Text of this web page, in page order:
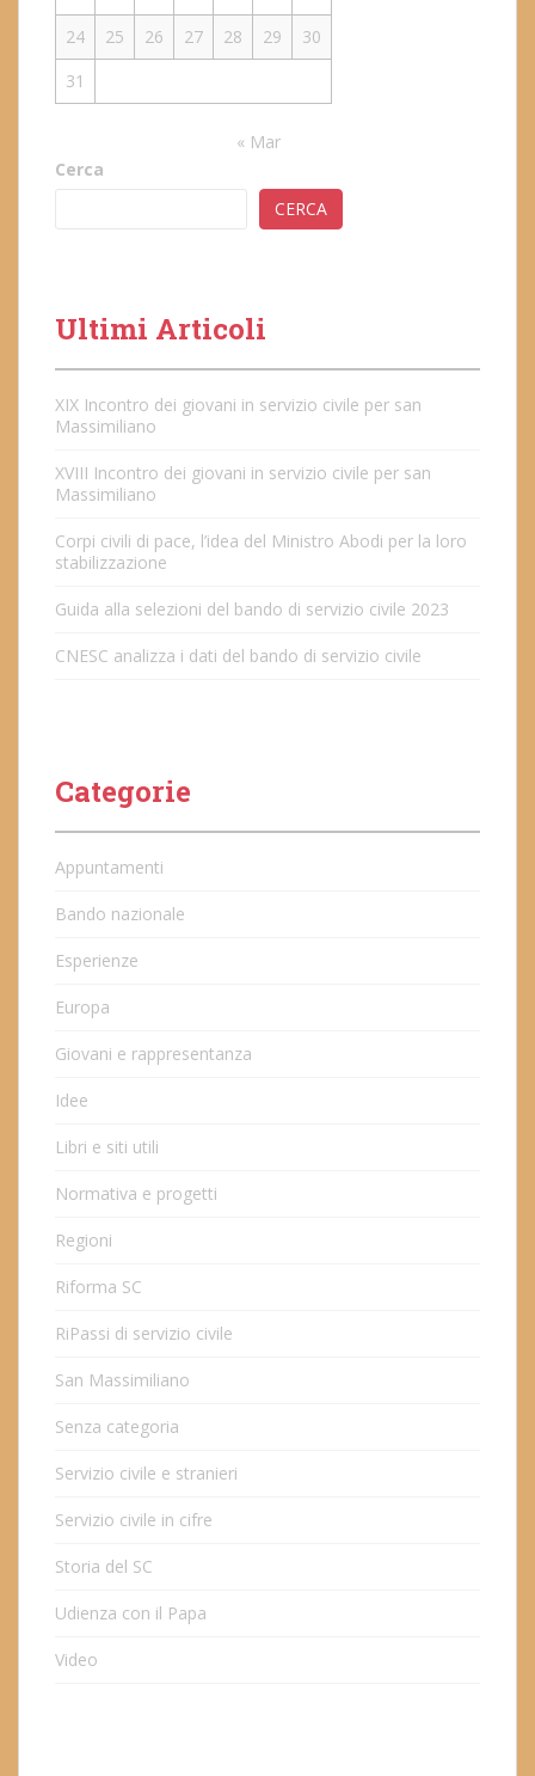
24
25 26 27 28 29
30
31
« Mar
Cerca
CERCA
Ultimi Articoli
XIX Incontro dei giovani in servizio civile per san
Massimiliano
XVIII Incontro dei giovani in servizio civile per san
Massimiliano
Corpi civili di pace, l’idea del Ministro Abodi per la loro
stabilizzazione
Guida alla selezioni del bando di servizio civile 2023
CNESC analizza i dati del bando di servizio civile
Categorie
Appuntamenti
Bando nazionale
Esperienze
Europa
Giovani e rappresentanza
Idee
Libri e siti utili
Normativa e progetti
Regioni
Riforma SC
RiPassi di servizio civile
San Massimiliano
Senza categoria
Servizio civile e stranieri
Servizio civile in cifre
Storia del SC
Udienza con il Papa
Video